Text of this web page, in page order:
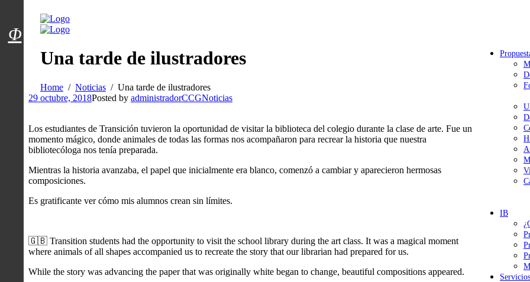
Menú usuarios
IB
Servicios
Una tarde de ilustradores
Home Noticias
Una tarde de ilustradores
29 octubre, 2018Posted by administradorCCGNoticias
Los estudiantes de Transición tuvieron la oportunidad de visitar la biblioteca del colegio durante la clase de arte. Fue un
momento mágico, donde animales de todas las formas nos acompañaron para recrear la historia que nuestra
bibliotecóloga nos tenía preparada.
Mientras la historia avanzaba, el papel que inicialmente era blanco, comenzó a cambiar y aparecieron hermosas
composiciones.
Es gratificante ver cómo mis alumnos crean sin límites.
🇬🇧 Transition students had the opportunity to visit the school library during the art class. It was a magical moment
where animals of all shapes accompanied us to recreate the story that our librarian had prepared for us.
While the story was advancing the paper that was originally white began to change, beautiful compositions appeared.
Φ